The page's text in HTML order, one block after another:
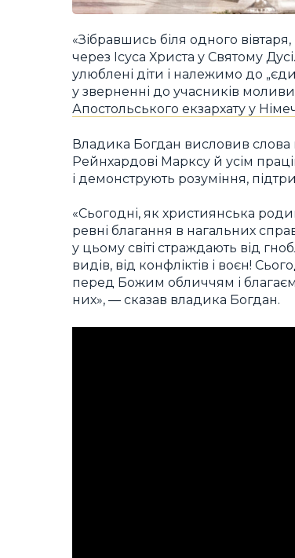
«Зібравшись біля одного
через Ісуса Христа у Святому
улюблені діти і належимо до
у зверненні до учасників
Апостольського екзархату у
Владика Богдан висловив
Рейнхардові Марксу й усім
і демонструють розуміння,
«Сьогодні, як християнська
ревні благання в нагальних
у цьому світі страждають від
видів, від конфліктів і воєн!
перед Божим обличчям і
них», — сказав владика Богдан.